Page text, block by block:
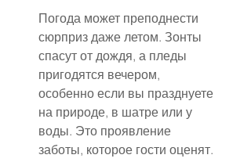
Погода может преподнести
сюрприз даже летом. Зонты
спасут от дождя, а пледы
пригодятся вечером,
особенно если вы празднуете
на природе, в шатре или у
воды. Это проявление
заботы, которое гости оценят.